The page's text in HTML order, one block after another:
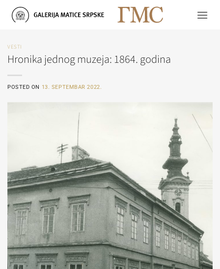
VESTI
Hronika jednog muzeja: 1864. godina
POSTED ON 13. SEPTEMBAR 2022.